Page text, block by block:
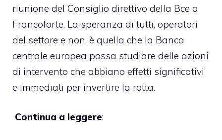
riunione del Consiglio direttivo della Bce a
Francoforte. La speranza di tutti, operatori
del settore e non, è quella che la Banca
centrale europea possa studiare delle azioni
di intervento che abbiano effetti significativi
e immediati per invertire la rotta.
Continua a leggere: